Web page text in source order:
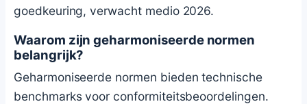
goedkeuring, verwacht medio 2026.
Waarom zijn geharmoniseerde normen
belangrijk?
Geharmoniseerde normen bieden technische
benchmarks voor conformiteitsbeoordelingen.